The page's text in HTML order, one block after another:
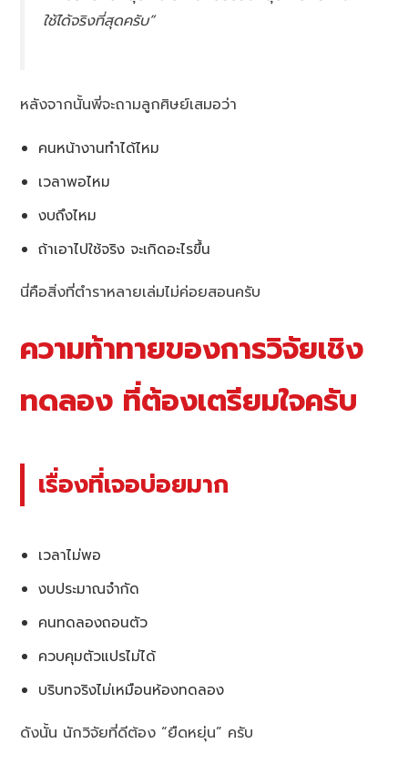
ใช้ได้จริงที่สุดครับ”
หลังจากนั้นพี่จะถามลูกศิษย์เสมอว่า
คนหน้างานทำได้ไหม
เวลาพอไหม
งบถึงไหม
ถ้าเอาไปใช้จริง จะเกิดอะไรขึ้น
นี่คือสิ่งที่ตำราหลายเล่มไม่ค่อยสอนครับ
ความท้าทายของการวิจัยเชิง
ทดลอง ที่ต้องเตรียมใจครับ
เรื่องที่เจอบ่อยมาก
เวลาไม่พอ
งบประมาณจำกัด
คนทดลองถอนตัว
ควบคุมตัวแปรไม่ได้
บริบทจริงไม่เหมือนห้องทดลอง
ดังนั้น นักวิจัยที่ดีต้อง “ยืดหยุ่น” ครับ